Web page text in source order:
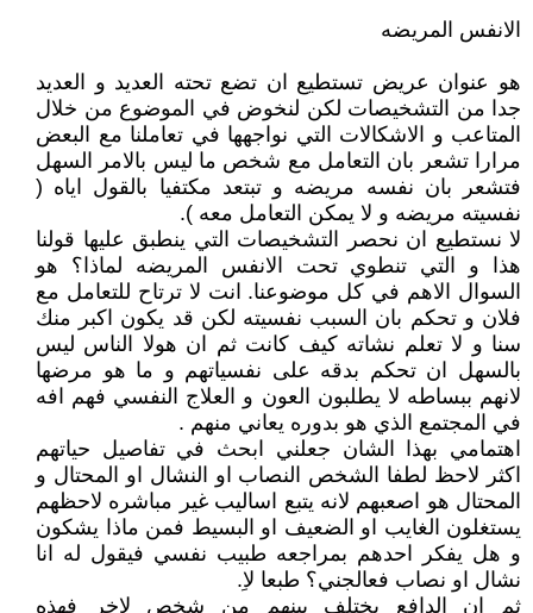
الانفس المريضه
هو عنوان عريض تستطيع ان تضع تحته العديد و العديد
جدا من التشخيصات لكن لنخوض في الموضوع من خلال
المتاعب و الاشكالات التي نواجهها في تعاملنا مع البعض
مرارا تشعر بان التعامل مع شخص ما ليس بالامر السهل
فتشعر بان نفسه مريضه و تبتعد مكتفيا بالقول اياه (
نفسيته مريضه و لا يمكن التعامل معه ).
لا نستطيع ان نحصر التشخيصات التي ينطبق عليها قولنا
هذا و التي تنطوي تحت الانفس المريضه لماذا؟ هو
السوال الاهم في كل موضوعنا. انت لا ترتاح للتعامل مع
فلان و تحكم بان السبب نفسيته لكن قد يكون اكبر منك
سنا و لا تعلم نشاته كيف كانت ثم ان هولا الناس ليس
بالسهل ان تحكم بدقه على نفسياتهم و ما هو مرضها
لانهم ببساطه لا يطلبون العون و العلاج النفسي فهم افه
في المجتمع الذي هو بدوره يعاني منهم .
اهتمامي بهذا الشان جعلني ابحث في تفاصيل حياتهم
اكثر لاحظ لطفا الشخص النصاب او النشال او المحتال و
المحتال هو اصعبهم لانه يتبع اساليب غير مباشره لاحظهم
يستغلون الغايب او الضعيف او البسيط فمن ماذا يشكون
و هل يفكر احدهم بمراجعه طبيب نفسي فيقول له انا
نشال او نصاب فعالجني؟ طبعا لاِ.
ثم ان الدافع يختلف بينهم من شخص لاخر فهذه